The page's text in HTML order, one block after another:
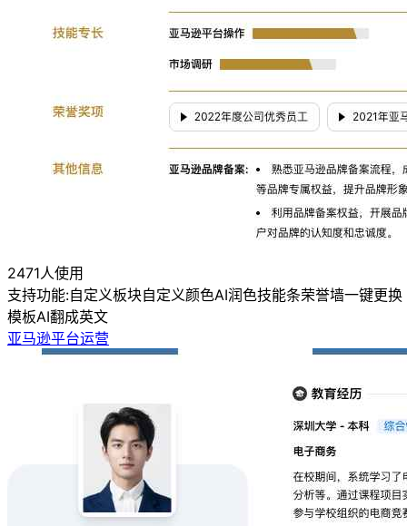
2471人使用
支持功能:自定义板块自定义颜色AI润色技能条荣誉墙一键更换
模板AI翻成英文
亚马逊平台运营